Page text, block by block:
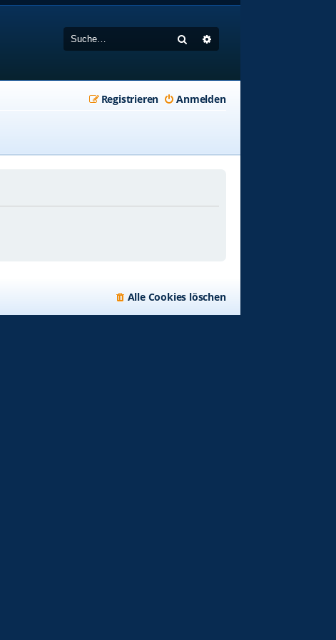
Suche
Anmelden
Registrieren
Alle Cookies löschen